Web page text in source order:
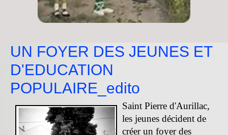
UN FOYER DES JEUNES ET
D'EDUCATION
POPULAIRE_edito
Saint Pierre d'Aurillac,
les jeunes décident de
créer un foyer des